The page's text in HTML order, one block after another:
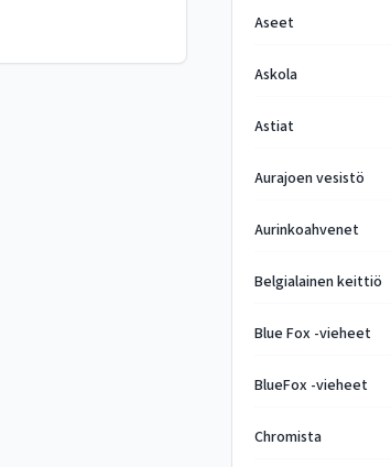
Aseet
Askola
Astiat
Aurajoen vesistö
Aurinkoahvenet
Belgialainen keittiö
Blue Fox -vieheet
BlueFox -vieheet
Chromista